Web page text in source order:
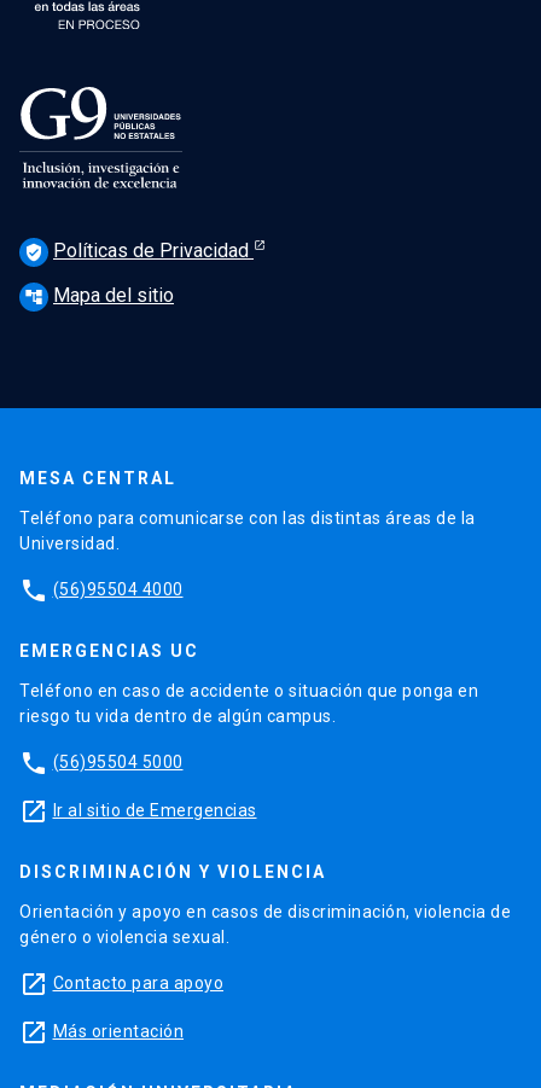
verified_user Políticas de Privacidad
account_tree Mapa del sitio
MESA CENTRAL
Teléfono para comunicarse con las distintas áreas de la
Universidad.
phone (56)95504 4000
EMERGENCIAS UC
Teléfono en caso de accidente o situación que ponga en
riesgo tu vida dentro de algún campus.
phone (56)95504 5000
launch Ir al sitio de Emergencias
DISCRIMINACIÓN Y VIOLENCIA
Orientación y apoyo en casos de discriminación, violencia de
género o violencia sexual.
launch Contacto para apoyo
launch Más orientación